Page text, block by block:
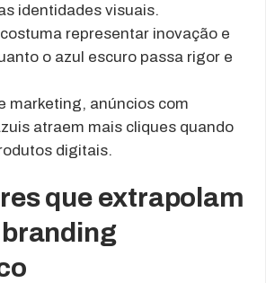
identidades visuais.
representar inovação e
o azul escuro passa rigor e
marketing, anúncios com
atraem mais cliques quando
digitais.
que extrapolam